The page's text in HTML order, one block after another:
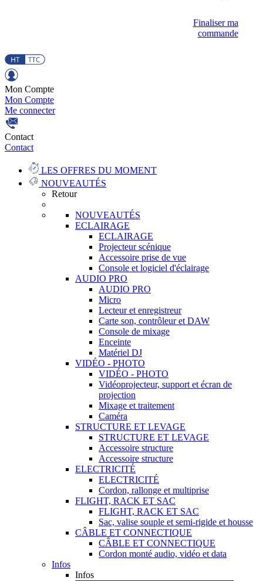
Finaliser ma
commande
Mon Compte
Mon Compte
Me connecter
Contact
Contact
LES OFFRES DU MOMENT
NOUVEAUTÉS
Retour
NOUVEAUTÉS
ECLAIRAGE
ECLAIRAGE
Projecteur scénique
Accessoire prise de vue
Console et logiciel d'éclairage
AUDIO PRO
AUDIO PRO
Micro
Lecteur et enregistreur
Carte son, contrôleur et DAW
Console de mixage
Enceinte
Matériel DJ
VIDÉO - PHOTO
VIDÉO - PHOTO
Vidéoprojecteur, support et écran de
projection
Mixage et traitement
Caméra
STRUCTURE ET LEVAGE
STRUCTURE ET LEVAGE
Accessoire structure
Accessoire structure
ELECTRICITÉ
ELECTRICITÉ
Cordon, rallonge et multiprise
FLIGHT, RACK ET SAC
FLIGHT, RACK ET SAC
Sac, valise souple et semi-rigide et housse
CÂBLE ET CONNECTIQUE
CÂBLE ET CONNECTIQUE
Cordon monté audio, vidéo et data
Infos
Infos